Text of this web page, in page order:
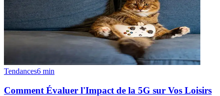
Tendances6 min
Comment Évaluer l'Impact de la 5G sur Vos Loisirs